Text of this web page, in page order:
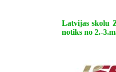
Latvijas skolu
notiks no 2.-